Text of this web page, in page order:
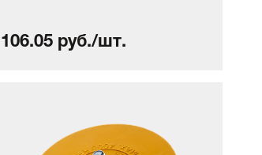
106.05 руб./шт.